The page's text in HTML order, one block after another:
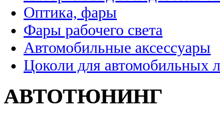
Оптика, фары
Фары рабочего света
Автомобильные аксессуары
Цоколи для автомобильных
АВТОТЮНИНГ